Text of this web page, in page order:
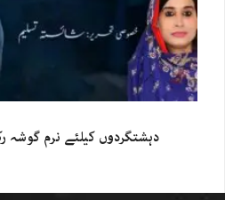
دہشتگردوں کیلئے نرم گوشہ